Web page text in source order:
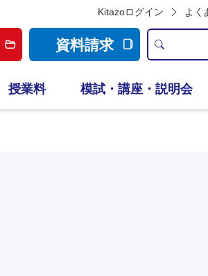
Kitazoログイン よく
資料請求
授業料 模試・講座・説明会